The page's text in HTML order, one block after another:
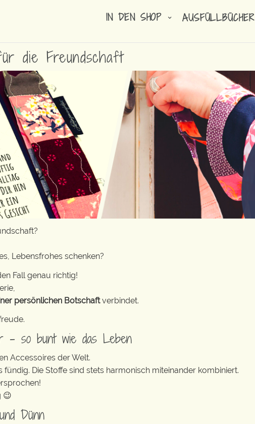
IN DEN SHOP AUSFÜLLBÜCHER
die Freundschaft
Lebensfrohes schenken?
Fall genau richtig!
persönlichen Botschaftverbindet.
– so bunt wie das Leben
Accessoires der Welt.
fündig. Die Stoffe sind stets harmonisch miteinander kombiniert.
😉
Dünn